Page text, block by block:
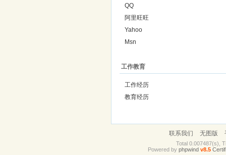
QQ
阿里旺旺
Yahoo
Msn
工作教育
工作经历
教育经历
联系我们 无图版
Total 0.007487(s),
Powered by phpwind v8.5